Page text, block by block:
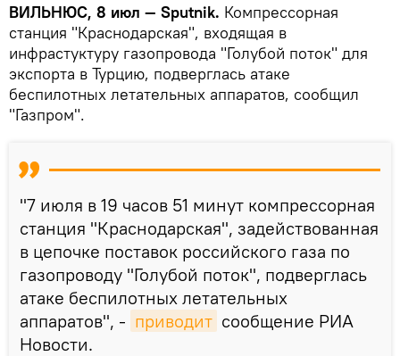
ВИЛЬНЮС, 8 июл — Sputnik. Компрессорная
станция "Краснодарская", входящая в
инфрастуктуру газопровода "Голубой поток" для
экспорта в Турцию, подверглась атаке
беспилотных летательных аппаратов, сообщил
"Газпром".
"7 июля в 19 часов 51 минут компрессорная
станция "Краснодарская", задействованная
в цепочке поставок российского газа по
газопроводу "Голубой поток", подверглась
атаке беспилотных летательных
аппаратов", - приводит сообщение РИА
Новости.